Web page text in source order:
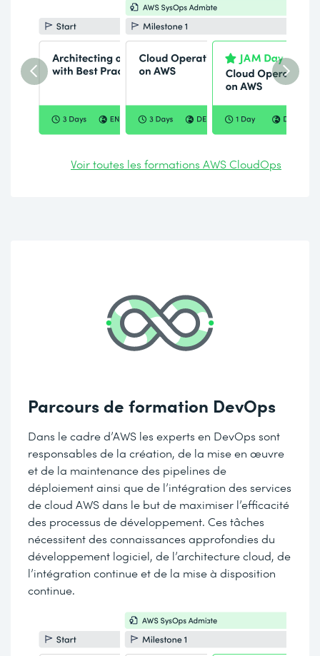
Voir toutes les formations AWS CloudOps
Parcours de formation DevOps
Dans le cadre d’AWS les experts en DevOps sont
responsables de la création, de la mise en œuvre
et de la maintenance des pipelines de
déploiement ainsi que de l’intégration des services
de cloud AWS dans le but de maximiser l’efficacité
des processus de développement. Ces tâches
nécessitent des connaissances approfondies du
développement logiciel, de l’architecture cloud, de
l’intégration continue et de la mise à disposition
continue.